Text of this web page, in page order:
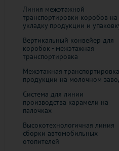
Линия межэтажной
транспортировки коробов на
укладку продукции и
Вертикальный конвейер для
коробок - межэтажная
транспортировка
Межэтажная транспортировка
продукции на молочном
Система для линии
производства карамели на
палочках
Высокотехнологичная линия
сборки автомобильных
отопителей